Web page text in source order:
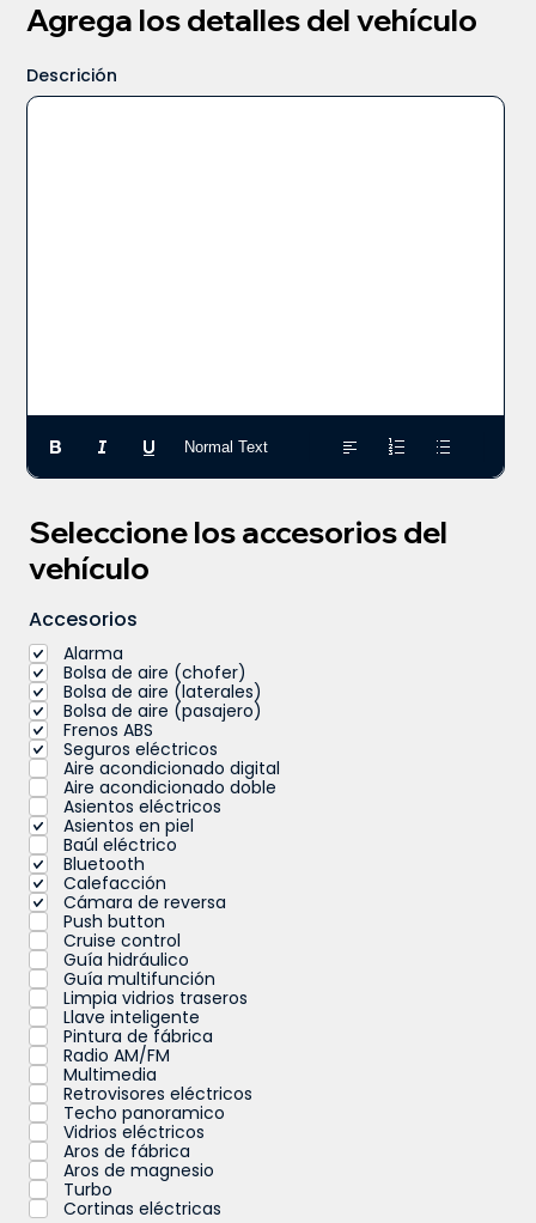
Agrega los detalles del vehículo
Descrición
Normal Text
Seleccione los accesorios del
vehículo
Accesorios
Alarma
Bolsa de aire (chofer)
Bolsa de aire (laterales)
Bolsa de aire (pasajero)
Frenos ABS
Seguros eléctricos
Aire acondicionado digital
Aire acondicionado doble
Asientos eléctricos
Asientos en piel
Baúl eléctrico
Bluetooth
Calefacción
Cámara de reversa
Push button
Cruise control
Guía hidráulico
Guía multifunción
Limpia vidrios traseros
Llave inteligente
Pintura de fábrica
Radio AM/FM
Multimedia
Retrovisores eléctricos
Techo panoramico
Vidrios eléctricos
Aros de fábrica
Aros de magnesio
Turbo
Cortinas eléctricas